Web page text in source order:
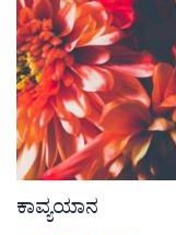
ಕಾವ್ಯಯಾನ